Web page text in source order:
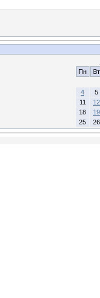
Пн
Вт
4
5
11
12
18
19
25
26